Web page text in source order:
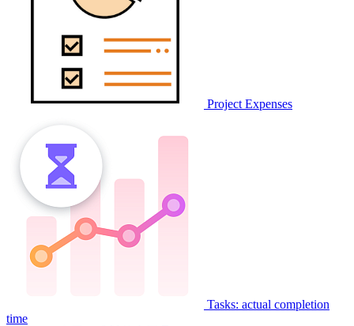
Project Expenses
Tasks: actual completion
time